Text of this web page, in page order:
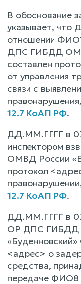
В обоснование
указывает, что
отношении
ДПС ГИБДД
составлен
от управления
связи с
12.7 КоАП РФ.
ДД.ММ.ГГГГ в
инспектором
ОМВД России
протокол
12.7 КоАП РФ.
ДД.ММ.ГГГГ в
ОР ДПС ГИБДД
<адрес> о
средства,
передаче ФИО8